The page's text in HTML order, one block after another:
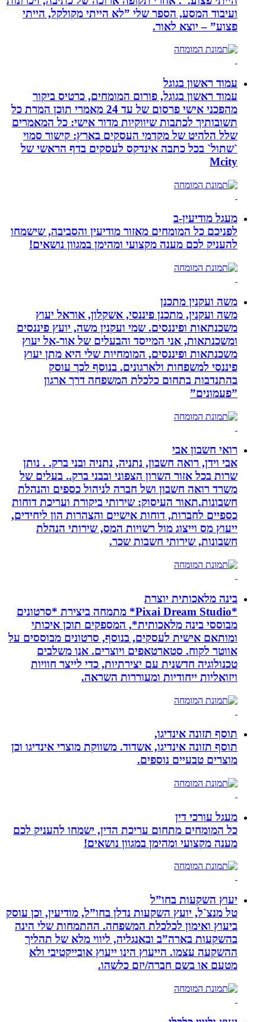
ועיבוד המסע, הספר שלי ”לא הייתי מקולקל, הייתי
פצוע” – יוצא לאור.
עמוד ראשון בגוגל
עמוד ראשון בגוגל, פורום המומחים, כרטיס ביקור
מהפכני אישי פרסום של עד 24 מאמרי תוכן המרת כל
תשובותיך לכתבות שיווקיות מדור אישי: כל המאמרים
שלל הלהיט של מקדמי העסקים בארץ: קישור סמוי
`שתול` בכל כתבה אינדקס לעסקים בדף הראשי של
Mcity
מעגל מודיעין-ב
לפניכם כל המומחים מאזור מודיעין והסביבה, שישמחו
להעניק לכם מענה מקצועי ומהימן במגוון נושאים!
משה ועקנין מתכנן
משה ועקנין, מתכנן פיננסי, אשקלון, אוראל יעוץ
משכנתאות ופיננסים. שמי ועקנין משה, יועץ פיננסים
ומשכנתאות, אני המייסד והבעלים של אור-אל יעוץ
משכנתאות ופיננסים, המומחיות שלי היא מתן יעוץ
פיננסי למשפחות ולארגונים. בנוסף לכך עוסק
בהתנדבות בתחום כלכלת המשפחה דרך ארגון
”פעמונים”
רואי חשבון אבי
אבי וידן, רואה חשבון, נתניה, נתניה ובני ברק. . נותן
שרות בכל אזור השרון הצפוני ובבני ברק.. בעלים של
משרד רואה חשבון ושל חברה לניהול כספים והנהלת
חשבונות.תאור העיסוק: שירותי ביקורת ועריכת דוחות
כספיים לחברות, דוחות אישיים והצהרות הון ליחידים,
ייעוץ מס וייצוג מול רשויות המס, שירותי הנהלת
חשבונות, שירותי חשבות שכר.
בינה מלאכותית יוצרת
*Pixai Dream Studio* מתמחה ביצירת *סרטונים
מבוססי בינה מלאכותית*, המספקים תוכן איכותי
ומותאם אישית לעסקים, בנוסף, סרטונים מבוססים על
אווטר לקוח. סטארטאפים ויוצרים. אנו משלבים
טכנולוגיה חדשנית עם יצירתיות, כדי לייצר חוויות
ויזואליות ייחודיות ומעוררות השראה.
תוסף תזונה אינדיגו,
תוסף תזונה אינדיגו, אשדוד. משווקת מוצרי אינדיגו וכן
מוצרים טבעיים נוספים.
מעגל עורכי דין
כל המומחים מתחום עריכת הדין, ישמחו להעניק לכם
מענה מקצועי ומהימן במגוון נושאים!
יעוץ השקעות בחו”ל
טל מנצ`ל, יועץ השקעות נדלן בחו”ל, מודיעין, וכן עוסק
ביעוץ ואימון לכלכלת המשפחה. ההתמחות שלי הינה
בהשקעות בארה”ב ובאנגליה, ליווי מלא של תהליך
ההשקעה עצמו. הייעוץ הינו ייעוץ אובייקטיבי ולא
מטעם או בשם חברה/יזם כלשהו.